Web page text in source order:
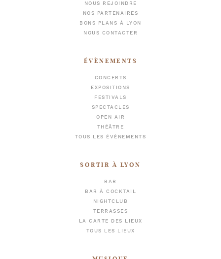
NOUS REJOINDRE
NOS PARTENAIRES
BONS PLANS À LYON
NOUS CONTACTER
ÉVÈNEMENTS
CONCERTS
EXPOSITIONS
FESTIVALS
SPECTACLES
OPEN AIR
THÉÂTRE
TOUS LES ÉVÈNEMENTS
SORTIR À LYON
BAR
BAR À COCKTAIL
NIGHTCLUB
TERRASSES
LA CARTE DES LIEUX
TOUS LES LIEUX